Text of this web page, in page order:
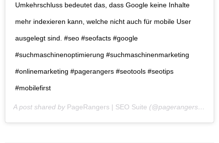
Umkehrschluss bedeutet das, dass Google keine Inhalte
mehr indexieren kann, welche nicht auch für mobile User
ausgelegt sind. #seo #seofacts #google
#suchmaschinenoptimierung #suchmaschinenmarketing
#onlinemarketing #pagerangers #seotools #seotips
#mobilefirst
A post shared by PageRangers | SEO Suite (@pagerangersdotcom) on